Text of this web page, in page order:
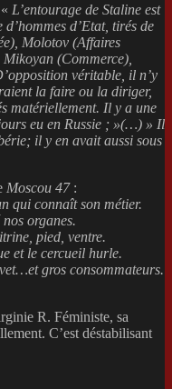
L’entourage de Staline est
d’Etat, tirés de
Molotov (Affaires
(Commerce),
véritable, il n’y
la faire ou la diriger,
matériellement. Il y a une
eu en Russie ; »(…) » Il
il y en avait aussi sous
Moscou 47:
qui connaît son métier.
organes.
pied, ventre.
et le cercueil hurle.
gros consommateurs.
R. Féministe, sa
C’est déstabilisant